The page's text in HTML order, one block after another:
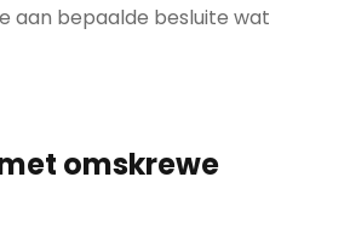
aan bepaalde besluite wat
omskrewe